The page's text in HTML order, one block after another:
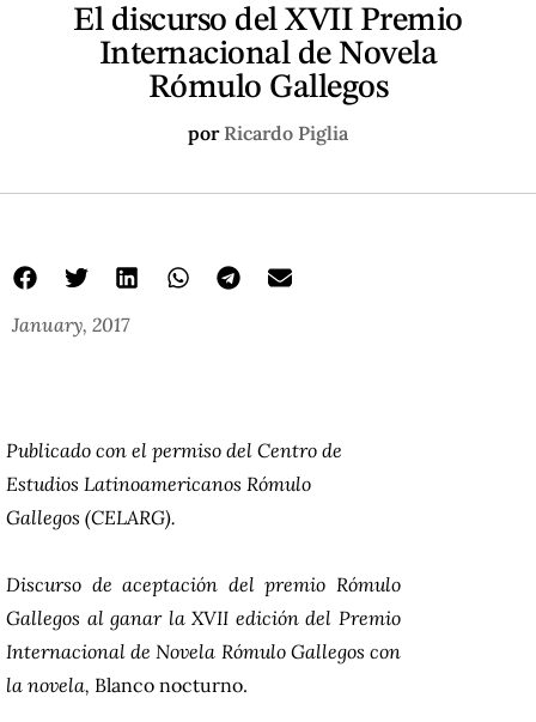
El discurso del XVII Premio
Internacional de Novela
Rómulo Gallegos
por Ricardo Piglia
January, 2017
Publicado con el permiso del Centro de
Estudios Latinoamericanos Rómulo
Gallegos (CELARG).
Discurso de aceptación del premio Rómulo
Gallegos al ganar la XVII edición del Premio
Internacional de Novela Rómulo Gallegos con
la novela, Blanco nocturno.